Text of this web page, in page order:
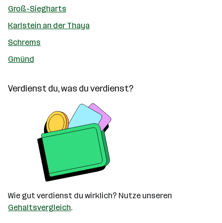
Groß-Siegharts
Karlstein an der Thaya
Schrems
Gmünd
Verdienst du, was du verdienst?
Wie gut verdienst du wirklich? Nutze unseren
Gehaltsvergleich.